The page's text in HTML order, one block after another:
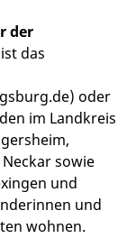
der
ist das
oder
im Landkreis
sowie
und
und
wohnen.